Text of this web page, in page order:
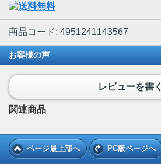
商品コード: 4951241143567
お客様の声
レビューを書く
関連商品
ページ最上部へ PC版ページへ